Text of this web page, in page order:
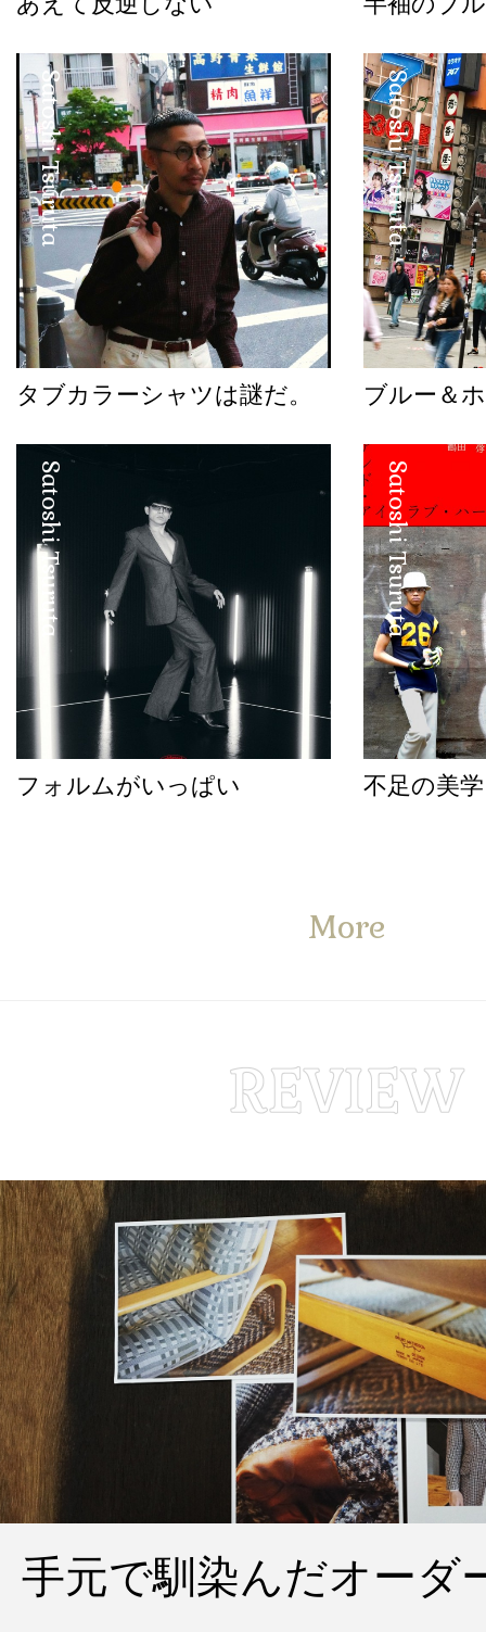
Satoshi Tsuruta
タブカラーシャツは謎だ。
Satoshi Tsuruta
ブルー＆
Satoshi Tsuruta
フォルムがいっぱい
Satoshi Tsuruta
不足の美学
More
手元で馴染んだオーダ